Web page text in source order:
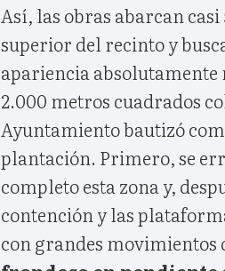
Así, las obras abarcan
superior del recinto y
apariencia
2.000 metros cuadrados
Ayuntamiento bautizó
plantación. Primero, se
completo esta zona y,
contención y las
con grandes movimientos